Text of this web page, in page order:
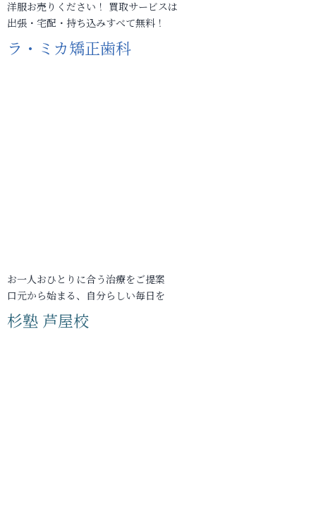
洋服お売りください！ 買取サービスは
出張・宅配・持ち込みすべて無料！
ラ・ミカ矯正歯科
お一人おひとりに合う治療をご提案
口元から始まる、自分らしい毎日を
杉塾 芦屋校